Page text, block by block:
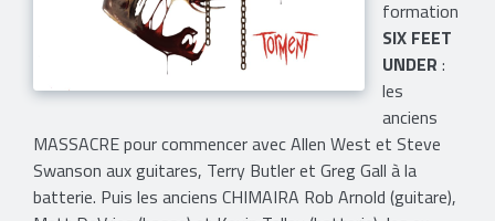
formation
SIX FEET
UNDER :
les
anciens
MASSACRE pour commencer avec Allen West et Steve
Swanson aux guitares, Terry Butler et Greg Gall à la
batterie. Puis les anciens CHIMAIRA Rob Arnold (guitare),